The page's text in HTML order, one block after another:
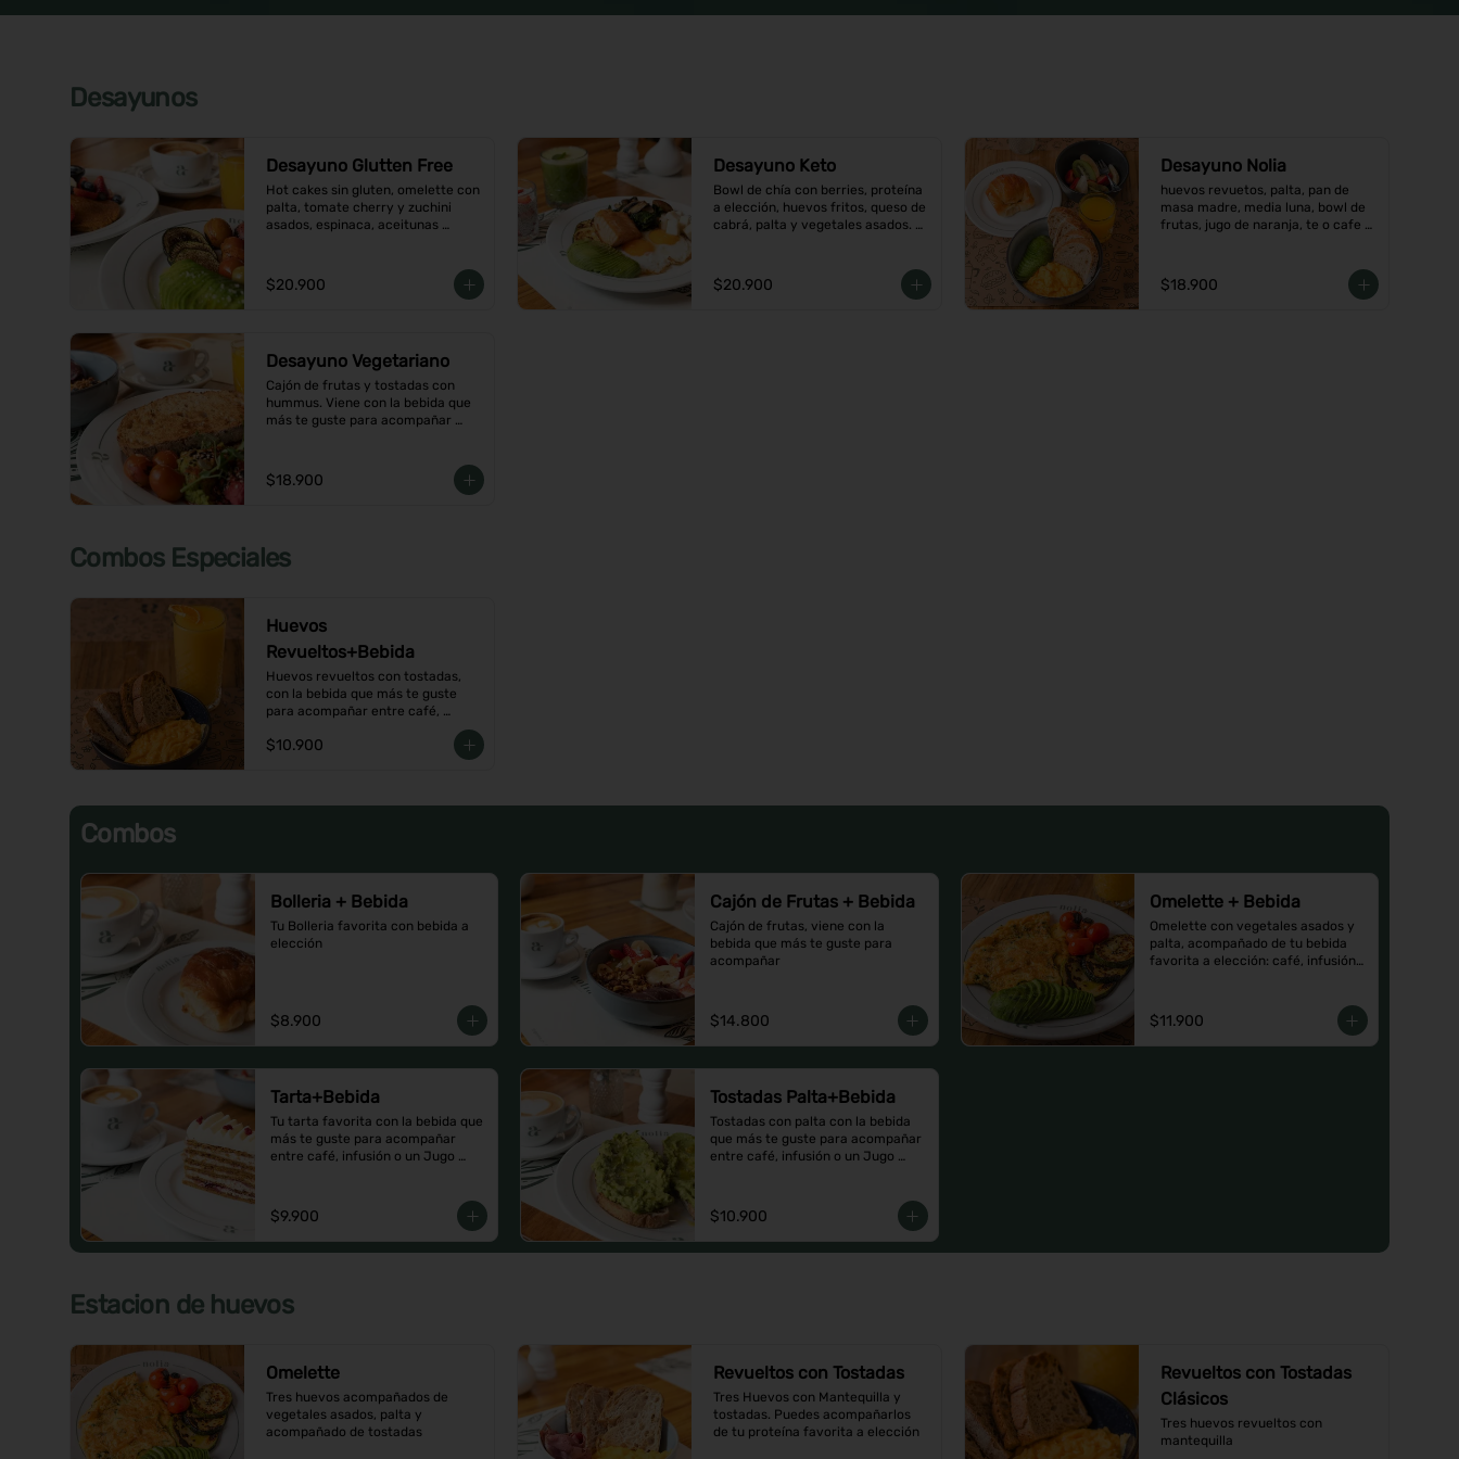
Desayunos
Desayuno Glutten Free
Hot cakes sin gluten, omelette con
palta, tomate cherry y zuchini
asados, espinaca, aceitunas
$20.900
Desayuno Keto
Bowl de chía con berries, proteína
a elección, huevos fritos, queso de
cabrá, palta y vegetales asados.
$20.900
Desayuno Nolia
huevos revuetos, palta, pan de
masa madre, media luna, bowl de
frutas, jugo de naranja, te o cafe a
$18.900
Desayuno Vegetariano
Cajón de frutas y tostadas con
hummus. Viene con la bebida que
más te guste para acompañar
$18.900
Combos Especiales
Huevos
Revueltos+Bebida
Huevos revueltos con tostadas,
con la bebida que más te guste
para acompañar entre café,
$10.900
Combos
Bolleria + Bebida
Tu Bolleria favorita con bebida a
elección
$8.900
Cajón de Frutas + Bebida
Cajón de frutas, viene con la
bebida que más te guste para
acompañar
$14.800
Omelette + Bebida
Omelette con vegetales asados y
palta, acompañado de tu bebida
favorita a elección: café, infusión
$11.900
Tarta+Bebida
Tu tarta favorita con la bebida que
más te guste para acompañar
entre café, infusión o un Jugo
$9.900
Tostadas Palta+Bebida
Tostadas con palta con la bebida
que más te guste para acompañar
entre café, infusión o un Jugo
$10.900
Estacion de huevos
Omelette
Tres huevos acompañados de
vegetales asados, palta y
acompañado de tostadas
Revueltos con Tostadas
Tres Huevos con Mantequilla y
tostadas. Puedes acompañarlos
de tu proteína favorita a elección
Revueltos con Tostadas
Clásicos
Tres huevos revueltos con
mantequilla